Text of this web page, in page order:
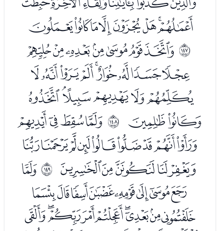
ﮢﮣﮤﮥﮦﮧﮨﮩ
ﲒ ﮫﮬﮭﮮﮯﮰﮱ
ﯓﯔﯕﯖﯗﯘﯙﯚﯛ
ﯜﯝﯞﯟﯠﯡ
ﯢﯣ ﲓ ﯥﯦﯧﯨ
ﯩﯪﯫﯬﯭﯮﯯﯰﯱ
ﯲﯳﯴﯵﯶ ﲔﭑ
ﭒﭓﭔﭕﭖﭗﭘﭙ
ﭚﭛﭜﭝﭞﭟﭠﭡﭢ